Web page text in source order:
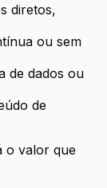
diretos,
ou sem
de dados ou
de
o valor que